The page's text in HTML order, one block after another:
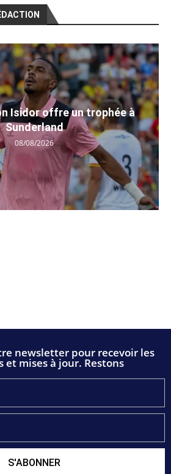
Isidor offre un trophée à
Sunderland
08/08/2026
newsletter pour recevoir les
mises à jour. Restons
S'ABONNER